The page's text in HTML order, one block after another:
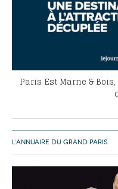
Paris Est Marne &
L’ANNUAIRE DU GRAND PARIS